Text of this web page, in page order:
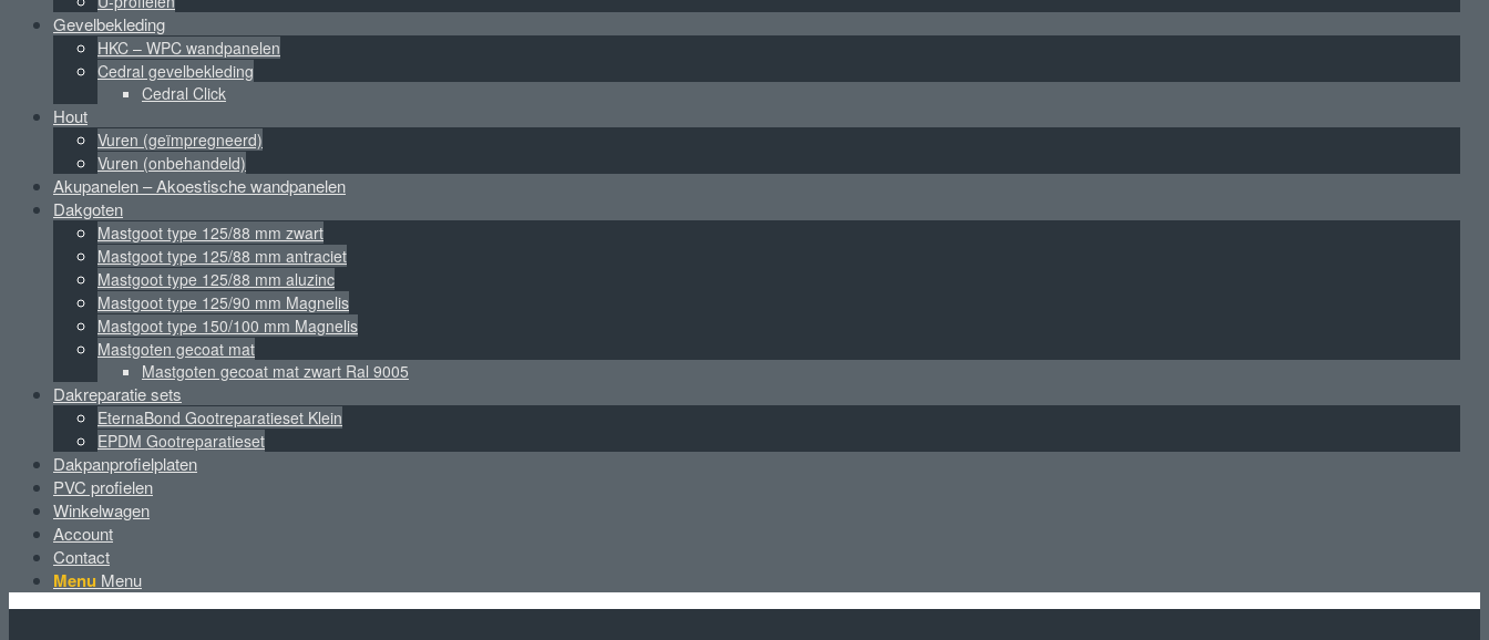
Gevelbekleding
HKC – WPC wandpanelen
Cedral gevelbekleding
Cedral Click
Hout
Vuren (geïmpregneerd)
Vuren (onbehandeld)
Akupanelen – Akoestische wandpanelen
Dakgoten
Mastgoot type 125/88 mm zwart
Mastgoot type 125/88 mm antraciet
Mastgoot type 125/88 mm aluzinc
Mastgoot type 125/90 mm Magnelis
Mastgoot type 150/100 mm Magnelis
Mastgoten gecoat mat
Mastgoten gecoat mat zwart Ral 9005
Dakreparatie sets
EternaBond Gootreparatieset Klein
EPDM Gootreparatieset
Dakpanprofielplaten
PVC profielen
Winkelwagen
Account
Contact
Menu Menu